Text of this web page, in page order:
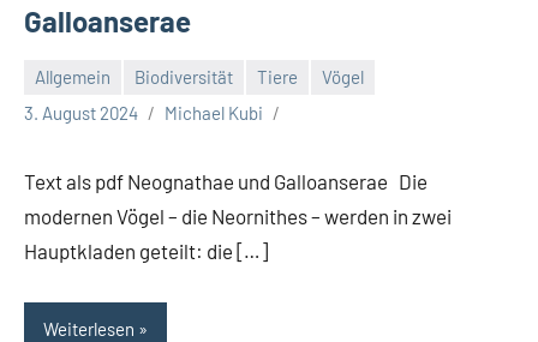
Galloanserae
Allgemein Biodiversität Tiere
Vögel
3. August 2024
Michael Kubi
Text als pdf Neognathae und Galloanserae Die
modernen Vögel – die Neornithes – werden in zwei
Hauptkladen geteilt: die […]
Weiterlesen